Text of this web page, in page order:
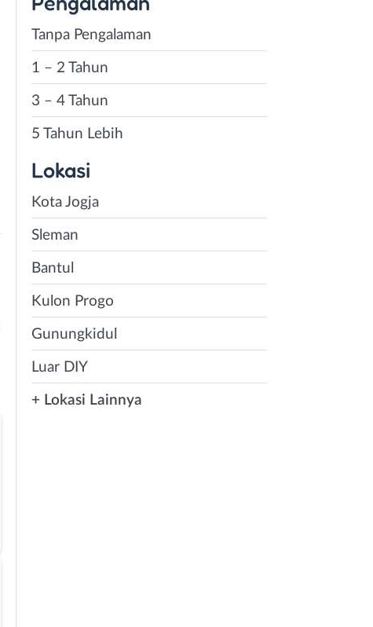
Tanpa Pengalaman
1 – 2 Tahun
3 – 4 Tahun
5 Tahun Lebih
Lokasi
Kota Jogja
Sleman
Bantul
Kulon Progo
Gunungkidul
Luar DIY
+ Lokasi Lainnya